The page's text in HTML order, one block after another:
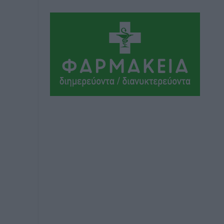
Ακαθάριστα οικόπεδα: Τι γίνεται όταν
ο ιδιοκτήτης δεν τα καθαρίσει – Πώς
κινούνται δήμοι και ΠΣ, ποιος
πληρώνει τον λογαριασμό
Τοπικές Ειδήσεις πριν 5 ώρες